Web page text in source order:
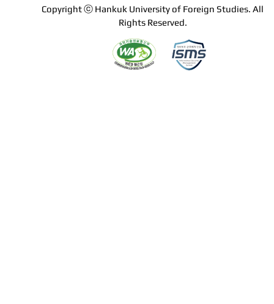
Copyright ⓒ Hankuk University of Foreign Studies. All
Rights Reserved.